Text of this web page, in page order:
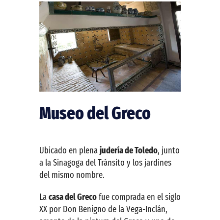
Museo del Greco
Ubicado en plenajudería de Toledo, junto
a la Sinagoga del Tránsito y los jardines
del mismo nombre.
Lacasa del Grecofue comprada en el siglo
XX por Don Benigno de la Vega-Inclán,